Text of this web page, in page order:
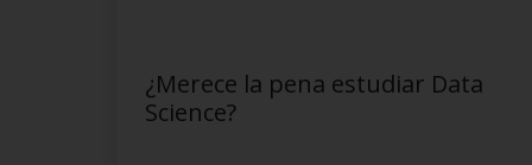
¿Merece la pena estudiar Data
Science?